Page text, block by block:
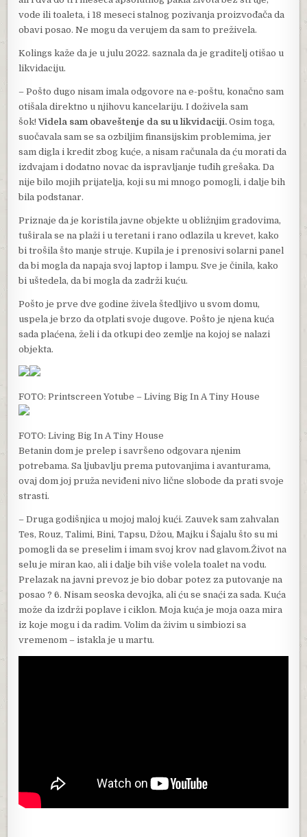
vode ili toaleta, i 18 meseci stalnog pozivanja proizvođača da
obavi posao. Ne mogu da verujem da sam to preživela.
Kolings kaže da je u julu 2022. saznala da je graditelj otišao u
likvidaciju.
– Pošto dugo nisam imala odgovore na e-poštu, konačno sam
otišala direktno u njihovu kancelariju. I doživela sam
šok!Videla sam obaveštenje da su u likvidaciji.Osim toga,
suočavala sam se sa ozbiljim finansijskim problemima, jer
sam digla i kredit zbog kuće, a nisam računala da ću morati da
izdvajam i dodatno novac da ispravljanje tuđih grešaka. Da
nije bilo mojih prijatelja, koji su mi mnogo pomogli, i dalje bih
bila podstanar.
Priznaje da je koristila javne objekte u obližnjim gradovima,
tuširala se na plaži i u teretani i rano odlazila u krevet, kako
bi trošila što manje struje. Kupila je i prenosivi solarni panel
da bi mogla da napaja svoj laptop i lampu. Sve je činila, kako
bi uštedela, da bi mogla da zadrži kuću.
Pošto je prve dve godine živela štedljivo u svom domu,
uspela je brzo da otplati svoje dugove. Pošto je njena kuća
sada plaćena, želi i da otkupi deo zemlje na kojoj se nalazi
objekta.
FOTO: Printscreen Yotube – Living Big In A Tiny House
FOTO: Living Big In A Tiny House
Betanin dom je prelep i savršeno odgovara njenim
potrebama. Sa ljubavlju prema putovanjima i avanturama,
ovaj dom joj pruža neviđeni nivo lične slobode da prati svoje
strasti.
– Druga godišnjica u mojoj maloj kući. Zauvek sam zahvalan
Tes, Rouz, Talimi, Bini, Tapsu, Džou, Majku i Šajalu što su mi
pomogli da se preselim i imam svoj krov nad glavom.Život na
selu je miran kao, ali i dalje bih više volela toalet na vodu.
Prelazak na javni prevoz je bio dobar potez za putovanje na
posao ? 6. Nisam seoska devojka, ali ću se snaći za sada. Kuća
može da izdrži poplave i ciklon. Moja kuća je moja oaza mira
iz koje mogu i da radim. Volim da živim u simbiozi sa
vremenom – istakla je u martu.